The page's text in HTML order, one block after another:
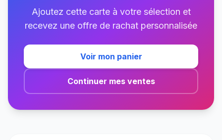
Ajoutez cette carte à votre sélection et
recevez une offre de rachat personnalisée
Voir mon panier
Continuer mes ventes